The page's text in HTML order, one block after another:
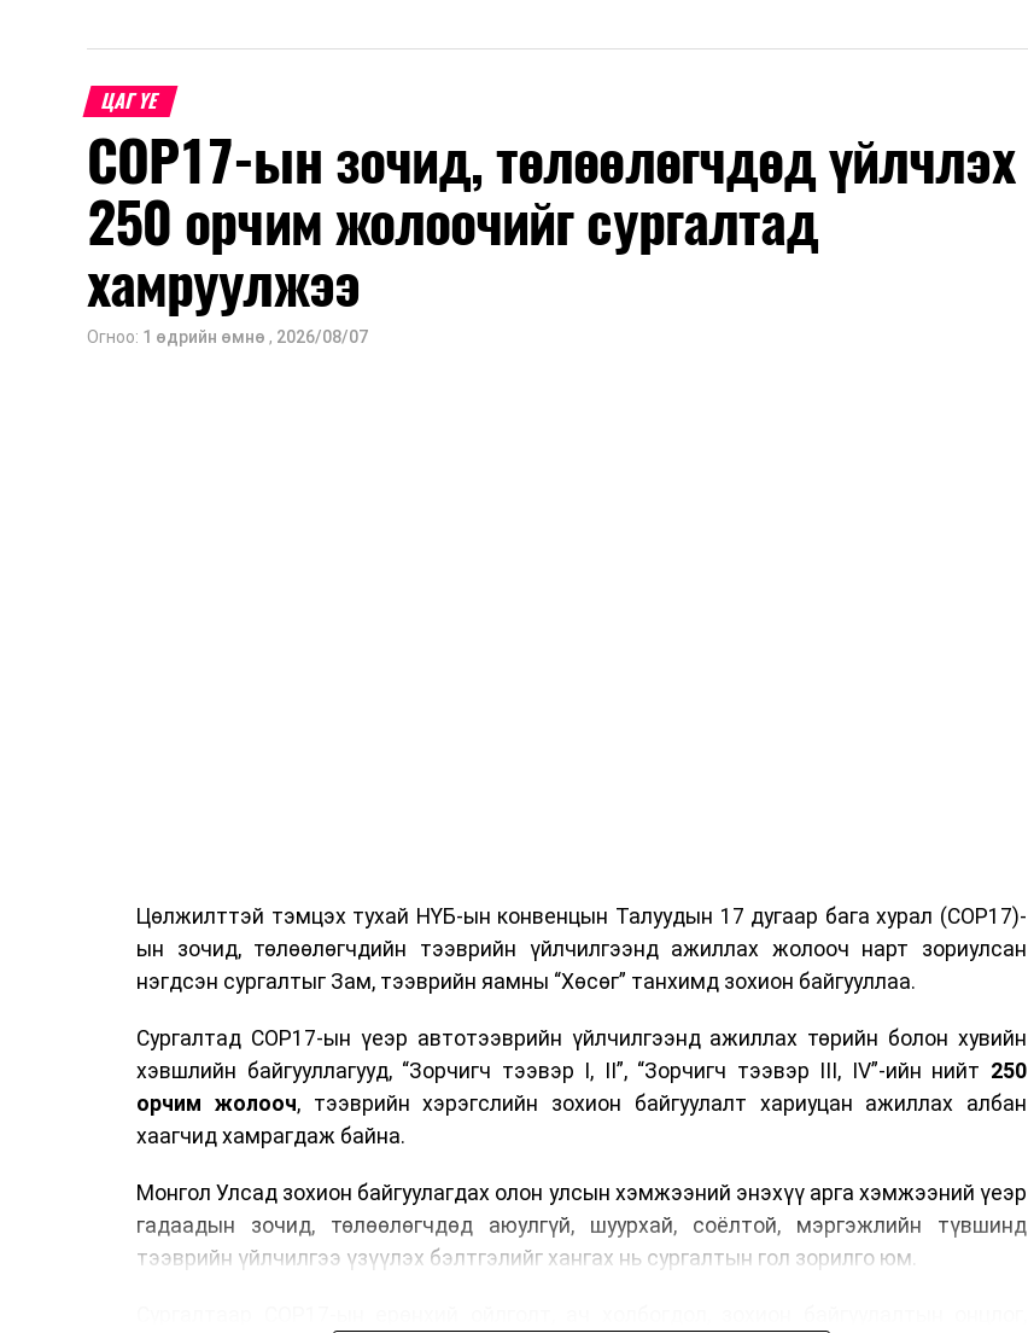
ЦАГ ҮЕ
COP17-ын зочид, төлөөлөгчдөд үйлчлэх
250 орчим жолоочийг сургалтад
хамруулжээ
Огноо: 1 өдрийн өмнө , 2026/08/07
Цөлжилттэй тэмцэх тухай НҮБ-ын конвенцын Талуудын 17 дугаар бага хурал (COP17)-
ын зочид, төлөөлөгчдийн тээврийн үйлчилгээнд ажиллах жолооч нарт зориулсан
нэгдсэн сургалтыг Зам, тээврийн яамны “Хөсөг” танхимд зохион байгууллаа.
Сургалтад COP17-ын үеэр автотээврийн үйлчилгээнд ажиллах төрийн болон хувийн
хэвшлийн байгууллагууд, “Зорчигч тээвэр I, II”, “Зорчигч тээвэр III, IV”-ийн нийт 250
орчим жолооч, тээврийн хэрэгслийн зохион байгуулалт хариуцан ажиллах албан
хаагчид хамрагдаж байна.
Монгол Улсад зохион байгуулагдах олон улсын хэмжээний энэхүү арга хэмжээний үеэр
гадаадын зочид, төлөөлөгчдөд аюулгүй, шуурхай, соёлтой, мэргэжлийн түвшинд
тээврийн үйлчилгээ үзүүлэх бэлтгэлийг хангах нь сургалтын гол зорилго юм.